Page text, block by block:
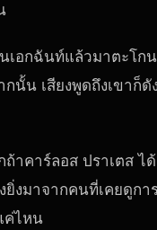
เอกฉันท์แล้วมาตะโกน
นั้น เสียงพูดถึงเขาก็ดั
าคาร์ลอส ปราเตส ได้
งมาจากคนที่เคยดูกา
ค่ไหน